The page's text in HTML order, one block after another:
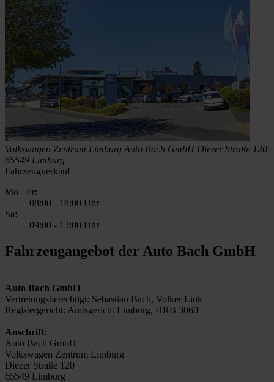
Volkswagen Zentrum Limburg Auto Bach GmbH Diezer Straße 120
65549 Limburg
Fahrzeugverkauf
Mo - Fr:
08:00 - 18:00 Uhr
Sa:
09:00 - 13:00 Uhr
Fahrzeugangebot der Auto Bach GmbH
Auto Bach GmbH
Vertretungsberechtigt: Sebastian Bach, Volker Link
Registergericht: Amtsgericht Limburg, HRB 3060
Anschrift:
Auto Bach GmbH
Volkswagen Zentrum Limburg
Diezer Straße 120
65549 Limburg